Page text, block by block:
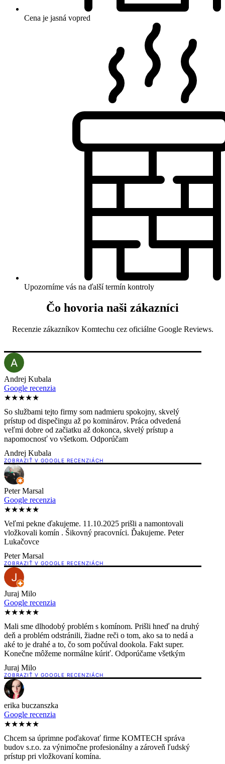
Cena je jasná vopred
Upozorníme vás na ďalší termín kontroly
Čo hovoria naši zákazníci
Recenzie zákazníkov Komtechu cez oficiálne Google Reviews.
Andrej Kubala
Google recenzia
★★★★★
So službami tejto firmy som nadmieru spokojny, skvelý
prístup od dispečingu až po kominárov. Práca odvedená
veľmi dobre od začiatku až dokonca, skvelý prístup a
napomocnosť vo všetkom. Odporúčam
Andrej Kubala
ZOBRAZIŤ V GOOGLE RECENZIÁCH
Peter Marsal
Google recenzia
★★★★★
Veľmi pekne ďakujeme. 11.10.2025 prišli a namontovali
vložkovali komín . Šikovný pracovníci. Ďakujeme. Peter
Lukačovce
Peter Marsal
ZOBRAZIŤ V GOOGLE RECENZIÁCH
Juraj Milo
Google recenzia
★★★★★
Mali sme dlhodobý problém s komínom. Prišli hneď na druhý
deň a problém odstránili, žiadne reči o tom, ako sa to nedá a
aké to je drahé a to, čo som počúval dookola. Fakt super.
Konečne môžeme normálne kúriť. Odporúčame všetkým
Juraj Milo
ZOBRAZIŤ V GOOGLE RECENZIÁCH
erika buczanszka
Google recenzia
★★★★★
Chcem sa úprimne poďakovať firme KOMTECH správa
budov s.r.o. za výnimočne profesionálny a zároveň ľudský
prístup pri vložkovaní komína.